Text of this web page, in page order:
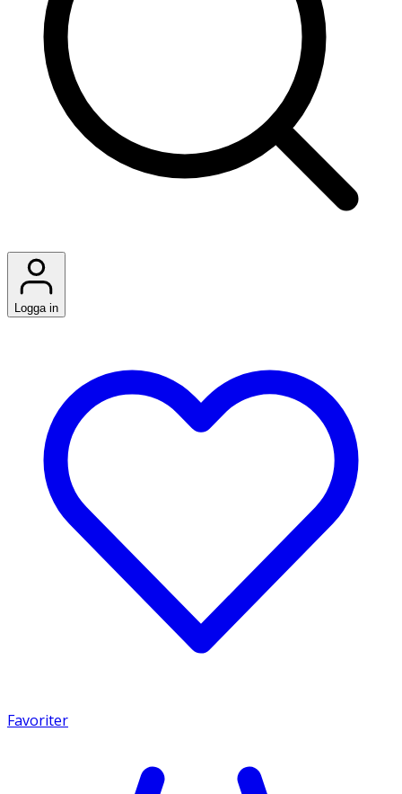
Logga in
Favoriter